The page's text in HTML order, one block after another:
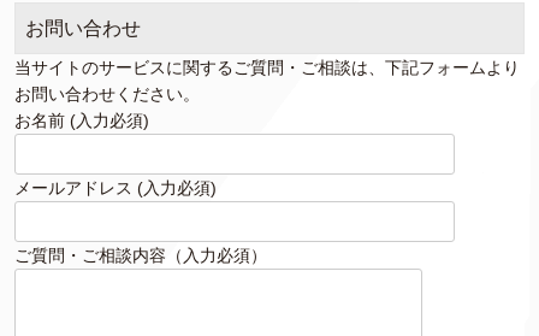
お問い合わせ
当サイトのサービスに関するご質問・ご相談は、下記フォームより
お問い合わせください。
お名前 (入力必須)
メールアドレス (入力必須)
ご質問・ご相談内容（入力必須）